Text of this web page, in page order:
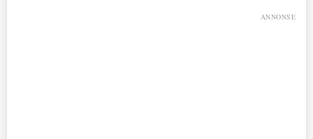
ANNONSE